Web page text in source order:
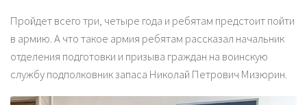
Пройдет всего три, четыре года и ребятам предстоит пойти
в армию. А что такое армия ребятам рассказал начальник
отделения подготовки и призыва граждан на воинскую
службу подполковник запаса Николай Петрович Мизюрин.